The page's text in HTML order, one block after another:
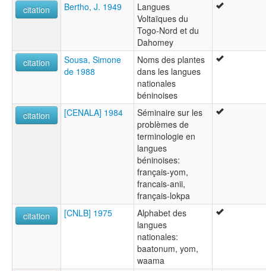
citation
Bertho, J. 1949
Langues
Voltaïques du
Togo-Nord et du
Dahomey
citation
Sousa, Simone
de 1988
Noms des plantes
dans les langues
nationales
béninoises
citation
[CENALA] 1984
Séminaire sur les
problèmes de
terminologie en
langues
béninoises:
français-yom,
francais-anii,
français-lokpa
citation
[CNLB] 1975
Alphabet des
langues
nationales:
baatonum, yom,
waama